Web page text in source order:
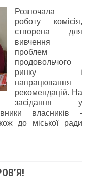
Розпочала
роботу комісія,
створена для
вивчення
проблем
продовольчого
ринку і
напрацювання
рекомендацій. На
засідання у
власників -
до міської ради